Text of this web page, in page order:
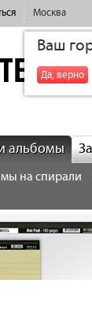
Москва
Ваш
Да, верно
альбомы
на спирали